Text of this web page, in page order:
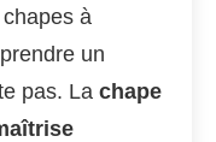
à
un
pas. La chape